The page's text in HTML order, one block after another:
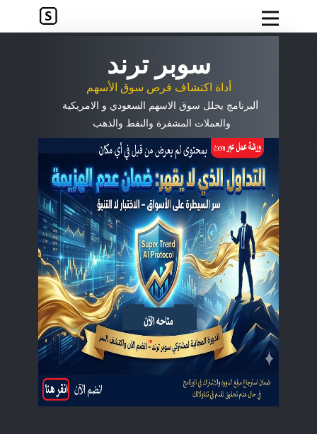
سوبر ترند
أداة اكتشاف فرص سوق الأسهم
البرنامج يحلل سوق الاسهم السعودي و الامريكية
والعملات المشفرة والنفط والذهب